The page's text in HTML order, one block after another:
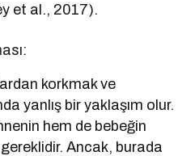
et al., 2017).
korkmak ve
yanlış bir yaklaşım olur.
hem de bebeğin
Ancak, burada